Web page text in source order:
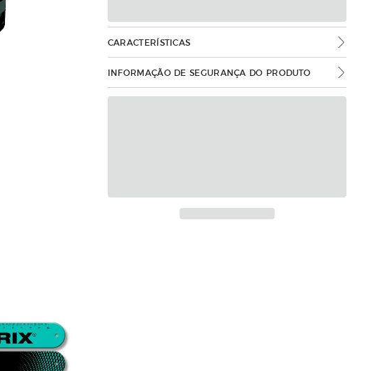
CARACTERÍSTICAS
INFORMAÇÃO DE SEGURANÇA DO PRODUTO